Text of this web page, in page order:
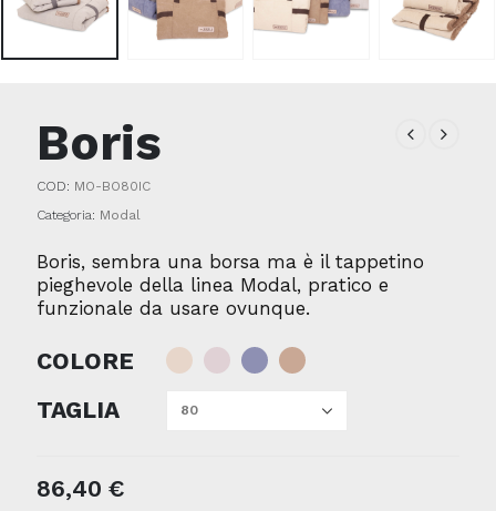
Boris
COD: MO-BO80IC
Categoria: Modal
Boris, sembra una borsa ma è il tappetino
pieghevole della linea Modal, pratico e
funzionale da usare ovunque.
COLORE
TAGLIA
86,40€